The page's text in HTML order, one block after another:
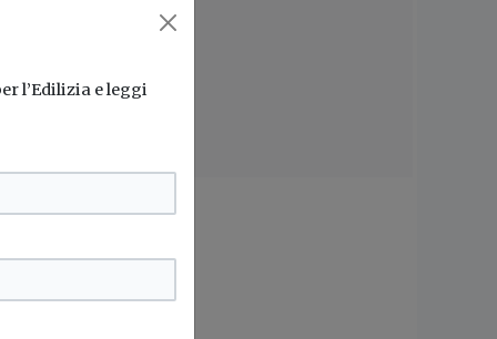
l’Edilizia e leggi